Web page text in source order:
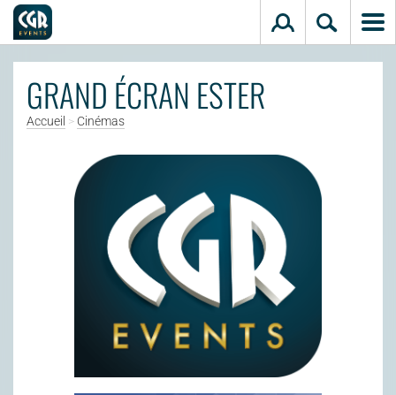
Aller au contenu principal
GRAND ÉCRAN ESTER
Accueil > Cinémas